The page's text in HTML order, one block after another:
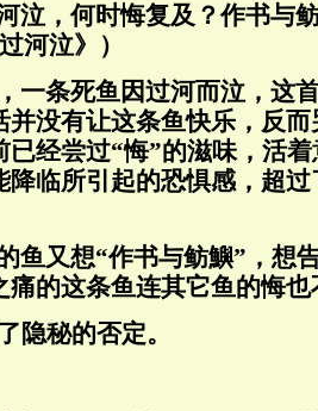
泣，何时悔复及？作书与
河泣》）
一条死鱼因过河而泣，这
并没有让这条鱼快乐，反
已经尝过“悔”的滋味，活
降临所引起的恐惧感，超
鱼又想“作书与鲂鱮”，想
痛的这条鱼连其它鱼的悔
隐秘的否定。